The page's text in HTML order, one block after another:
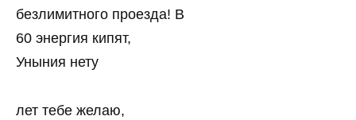
безлимитного проезда! В
60 энергия кипят,
Уныния нету
лет тебе желаю,